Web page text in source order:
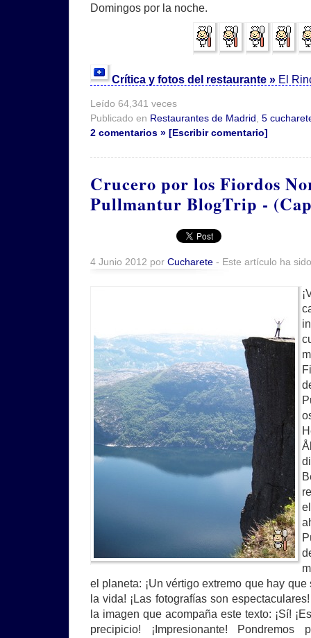
Domingos por la noche.
Crítica y fotos del restaurante » El
Leído 64,341 veces
Publicado en Restaurantes de Madrid 5
2 comentarios » [Escribir comentario]
Crucero por los Fiordos
Pullmantur BlogTrip -
4 Junio 2012 por Cucharete - Este artículo ha
el planeta: ¡Un vértigo extremo que hay
la vida! ¡Las fotografías son
la imagen que acompaña este texto: ¡Sí!
precipicio! ¡Impresionante!